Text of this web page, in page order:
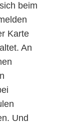
beim
Karte
An
Und